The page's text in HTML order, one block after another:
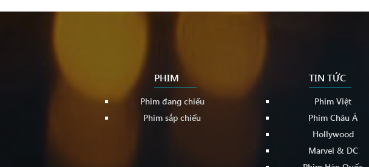
PHIM
Phim đang chiếu
Phim sắp chiếu
TIN TỨC
Phim Việt
Phim Châu Á
Hollywood
Marvel & DC